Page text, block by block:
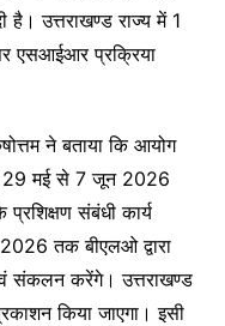
है। उत्तराखण्ड राज्य में 1
एसआईआर प्रक्रिया
ने बताया कि आयोग
में 29 मई से 7 जून 2026
संबंधी कार्य
तक बीएलओ द्वारा
संकलन करेंगे। उत्तराखण्ड
किया जाएगा। इसी